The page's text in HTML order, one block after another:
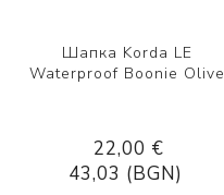
Шапка Korda LE
Waterproof Boonie Olive
22,00 €
43,03 (BGN)